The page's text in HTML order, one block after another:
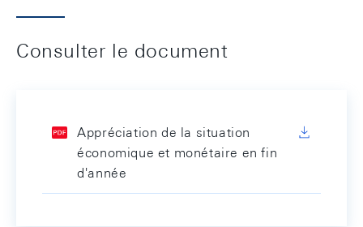
Consulter le document
Appréciation de la situation
économique et monétaire en fin
d'année